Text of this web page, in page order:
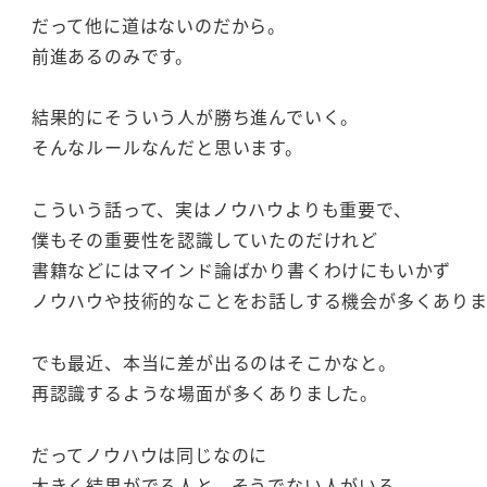
だって他に道はないのだから。
前進あるのみです。
結果的にそういう人が勝ち進んでいく。
そんなルールなんだと思います。
こういう話って、実はノウハウよりも重要で、
僕もその重要性を認識していたのだけれど
書籍などにはマインド論ばかり書くわけにもいかず
ノウハウや技術的なことをお話しする機会が多くあり
でも最近、本当に差が出るのはそこかなと。
再認識するような場面が多くありました。
だってノウハウは同じなのに